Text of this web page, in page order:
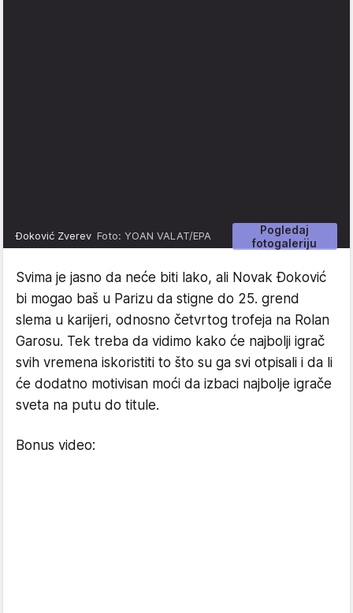
Pogledaj
fotogaleriju
Đoković Zverev Foto: YOAN VALAT/EPA
Svima je jasno da neće biti lako, ali Novak Đoković
bi mogao baš u Parizu da stigne do 25. grend
slema u karijeri, odnosno četvrtog trofeja na Rolan
Garosu. Tek treba da vidimo kako će najbolji igrač
svih vremena iskoristiti to što su ga svi otpisali i da li
će dodatno motivisan moći da izbaci najbolje igrače
sveta na putu do titule.
Bonus video: